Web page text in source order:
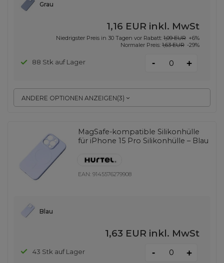
ANDERE OPTIONEN ANZEIGEN(3)
Grau
1,16 EUR inkl. MwSt
Niedrigster Preis in 30 Tagen vor Rabatt: 1,09 EUR +6%
Normaler Preis: 1,63 EUR -29%
88 Stk auf Lager - +
MagSafe-kompatible Silikonhülle
für iPhone 15 Pro Silikonhülle – Blau
EAN:9145576279908
Blau
1,63 EUR inkl. MwSt
43 Stk auf Lager - +